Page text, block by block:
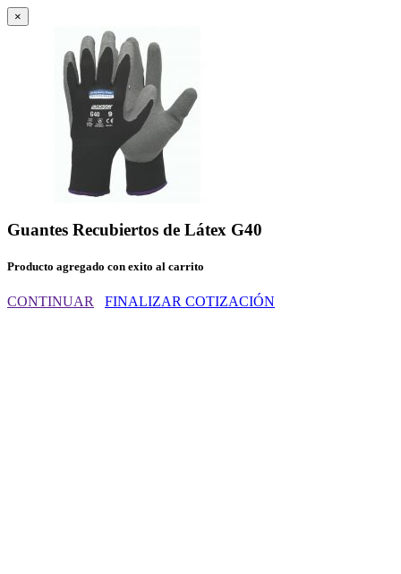
×
Guantes Recubiertos de Látex G40
Producto agregado con exito al carrito
CONTINUAR FINALIZAR COTIZACIÓN